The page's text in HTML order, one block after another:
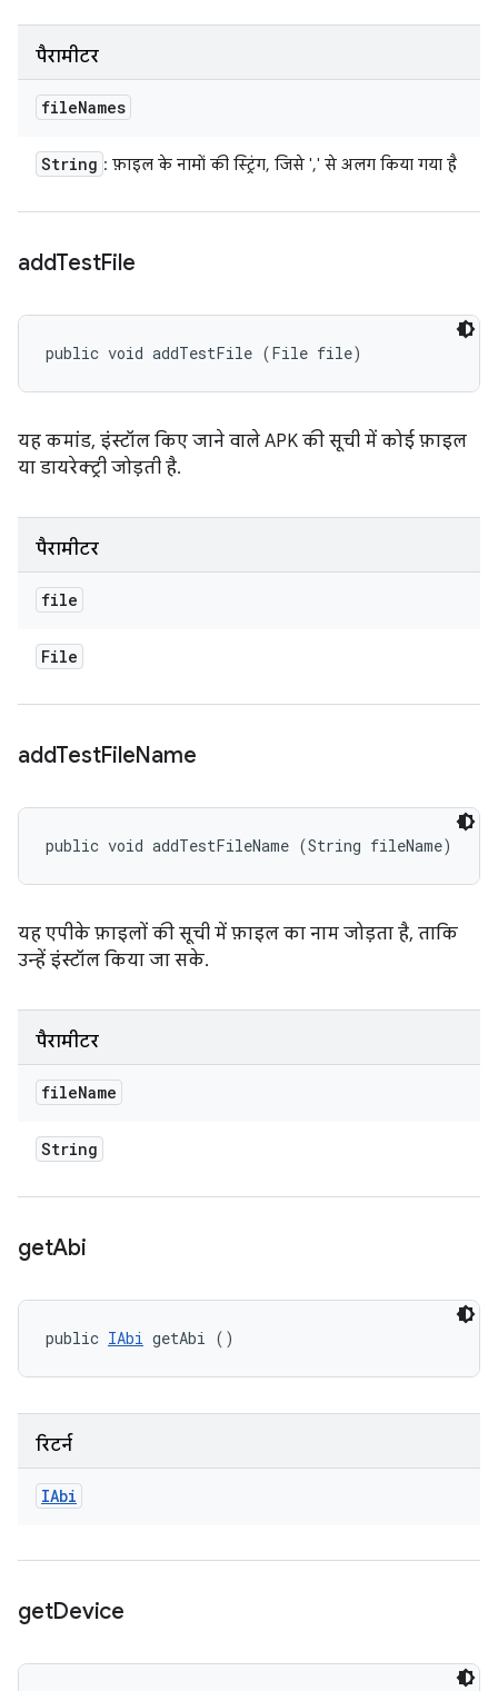
पैरामीटर
fileNames
String : फ़ाइल के नामों की स्ट्रिंग, जिसे ',' से अलग किया गया है
addTestFile
public void addTestFile (File file)
यह कमांड, इंस्टॉल किए जाने वाले APK की सूची में कोई फ़ाइल
या डायरेक्ट्री जोड़ती है.
पैरामीटर
file
File
addTestFileName
public void addTestFileName (String fileName)
यह एपीके फ़ाइलों की सूची में फ़ाइल का नाम जोड़ता है, ताकि
उन्हें इंस्टॉल किया जा सके.
पैरामीटर
fileName
String
getAbi
public IAbi getAbi ()
रिटर्न
IAbi
getDevice